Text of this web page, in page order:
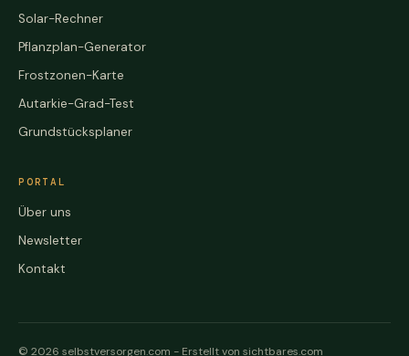
Solar-Rechner
Pflanzplan-Generator
Frostzonen-Karte
Autarkie-Grad-Test
Grundstücksplaner
PORTAL
Über uns
Newsletter
Kontakt
© 2026 selbstversorgen.com - Erstellt von sichtbares.com